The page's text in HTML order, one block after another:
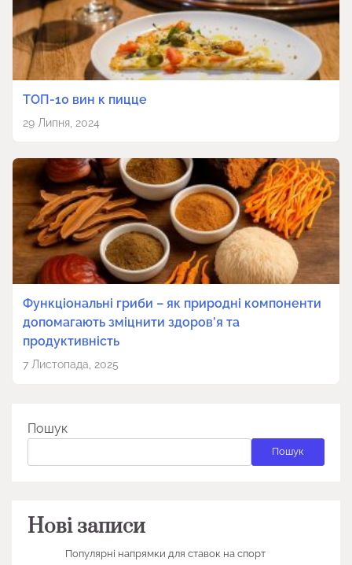
ТОП-10 вин к пицце
29 Липня, 2024
Функціональні гриби – як природні компоненти
допомагають зміцнити здоров’я та
продуктивність
7 Листопада, 2025
Пошук
Пошук
Нові записи
Популярні напрямки для ставок на спорт